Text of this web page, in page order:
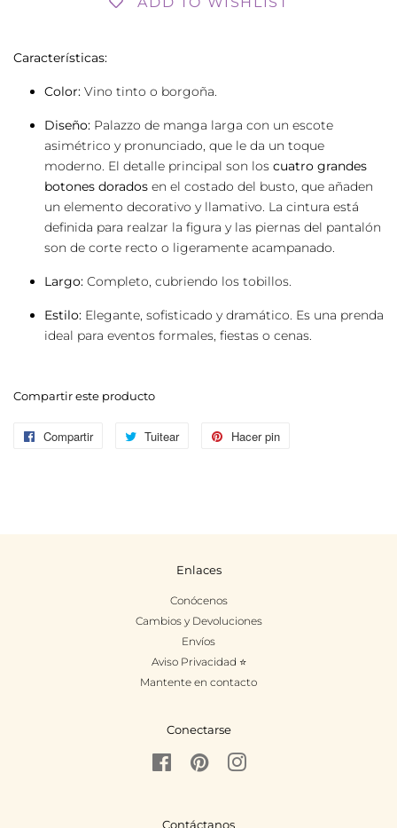
Características:
Color: Vino tinto o borgoña.
Diseño: Palazzo de manga larga con un escote
asimétrico y pronunciado, que le da un toque
moderno. El detalle principal son los cuatro grandes
botones dorados en el costado del busto, que añaden
un elemento decorativo y llamativo. La cintura está
definida para realzar la figura y las piernas del pantalón
son de corte recto o ligeramente acampanado.
Largo: Completo, cubriendo los tobillos.
Estilo: Elegante, sofisticado y dramático. Es una prenda
ideal para eventos formales, fiestas o cenas.
Compartir este producto
Compartir
CompartirTuitear
Tuitear Hacer pin
Enlaces
Conócenos
Cambios y Devoluciones
Envíos
Aviso Privacidad ⭐
Mantente en contacto
Conectarse
FacebookPinterestInstagram
Contáctanos